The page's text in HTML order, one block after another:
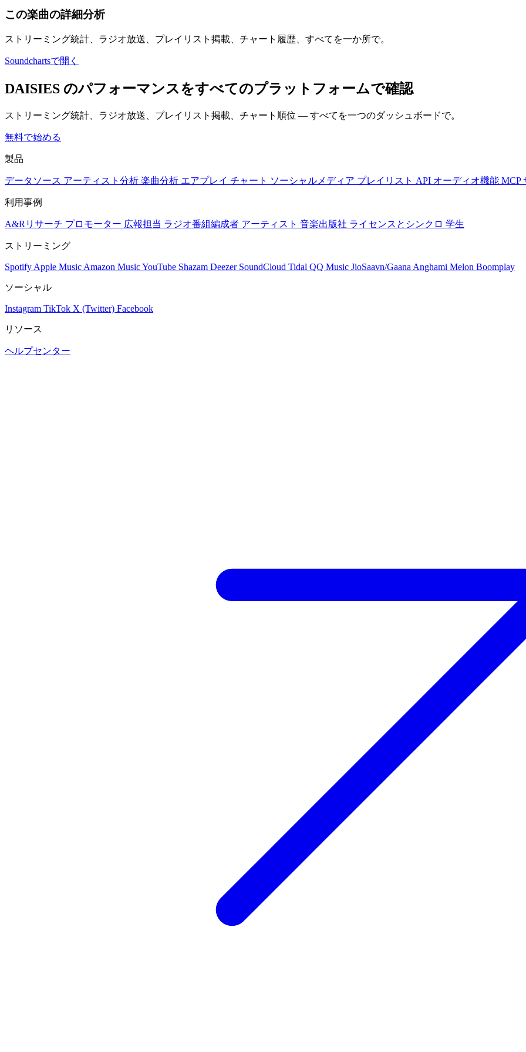
この楽曲の詳細分析
ストリーミング統計、ラジオ放送、プレイリスト掲載、チャート履歴、すべてを一か所で。
Soundchartsで開く
DAISIES のパフォーマンスをすべてのプラットフォームで確認
ストリーミング統計、ラジオ放送、プレイリスト掲載、チャート順位 — すべてを一つのダッシュボードで。
無料で始める
製品
データソース アーティスト分析 楽曲分析 エアプレイ チャート ソーシャルメディア プレイリスト API オーディオ機能 MCP
利用事例
A&Rリサーチ プロモーター 広報担当 ラジオ番組編成者 アーティスト 音楽出版社 ライセンスとシンクロ 学生
ストリーミング
Spotify Apple Music Amazon MusicYouTube Shazam Deezer SoundCloud Tidal QQ Music JioSaavn/Gaana Anghami Melon Boomplay
ソーシャル
Instagram TikTok X (Twitter) Facebook
リソース
ヘルプセンター